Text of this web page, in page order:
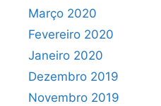
Março 2020
Fevereiro 2020
Janeiro 2020
Dezembro 2019
Novembro 2019